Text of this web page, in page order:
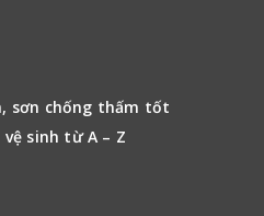
sơn chống thấm tốt
sinh từ A – Z